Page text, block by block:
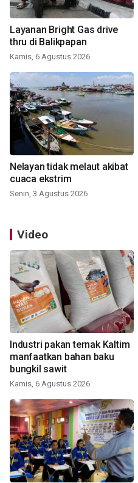
Layanan Bright Gas drive
thru di Balikpapan
Kamis, 6 Agustus 2026
Nelayan tidak melaut akibat
cuaca ekstrim
Senin, 3 Agustus 2026
Video
Industri pakan ternak Kaltim
manfaatkan bahan baku
bungkil sawit
Kamis, 6 Agustus 2026